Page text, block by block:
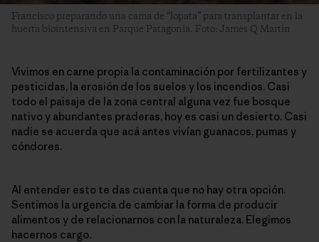
Francisco preparando una cama de “lopata” para transplantar en la
huerta biointensiva en Parque Patagonia. Foto: James Q Martin
Vivimos en carne propia la contaminación por fertilizantes y
pesticidas, la erosión de los suelos y los incendios. Casi
todo el paisaje de la zona central alguna vez fue bosque
nativo y abundantes praderas, hoy es casi un desierto. Casi
nadie se acuerda que acá antes vivían guanacos, pumas y
cóndores.
Al entender esto te das cuenta que no hay otra opción.
Sentimos la urgencia de cambiar la forma de producir
alimentos y de relacionarnos con la naturaleza. Elegimos
hacernos cargo.